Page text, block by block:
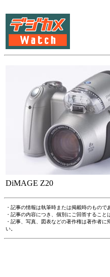
DiMAGE Z20
・記事の情報は執筆時または掲載時のもので
・記事の内容につき、個別にご回答すること
・記事、写真、図表などの著作権は著作者
い。